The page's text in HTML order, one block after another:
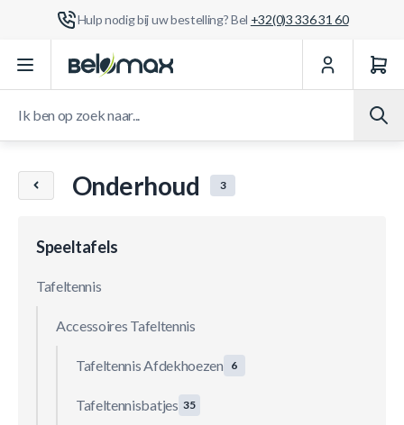
Hulp nodig bij uw bestelling? Bel +32(0)3 336 31 60
Ga naar de inhoud
Onderhoud 3
Speeltafels
Tafeltennis
Accessoires Tafeltennis
Tafeltennis Afdekhoezen 6
Tafeltennisbatjes 35